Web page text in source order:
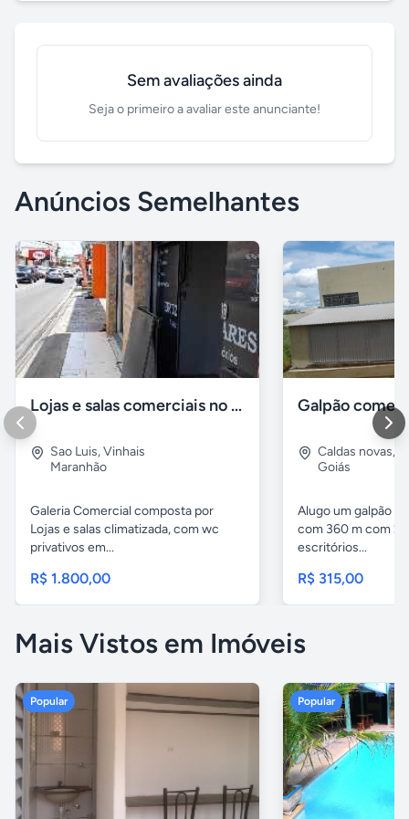
Sem avaliações ainda
Seja o primeiro a avaliar este anunciante!
Anúncios Semelhantes
Lojas e salas comerciais no vinhais
Sao Luis,Vinhais
Maranhão
Galeria Comercial composta por
Lojas e salas climatizada, com wc
privativos em...
R$ 1.800,00
Galpão
Caldas novas,
Goiás
Alugo um galpão
com 360 m com 2
escritórios...
R$ 315,00
Mais Vistos em Imóveis
Popular Popular